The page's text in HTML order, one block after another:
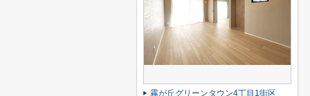
霧が丘グリーンタウン4丁目1街区